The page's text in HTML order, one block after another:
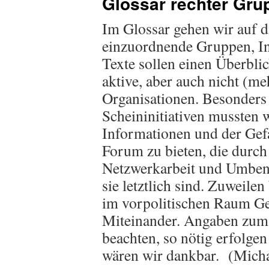
Im Glossar gehen wir auf
einzuordnende Gruppen,
Texte sollen einen
aktive, aber auch nicht
Organisationen.
Scheininitiativen mussten
Informationen und der
Forum zu bieten, die
Netzwerkarbeit und
sie letztlich sind.
im vorpolitischen Raum
Miteinander. Angaben
beachten, so nötig
wären wir dankbar.